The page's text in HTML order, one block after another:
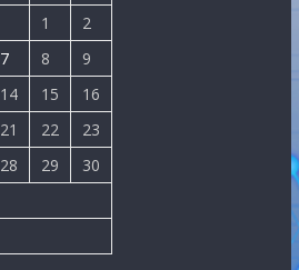
1
2
7 8
9
14 15
16
21 22
23
28 29
30